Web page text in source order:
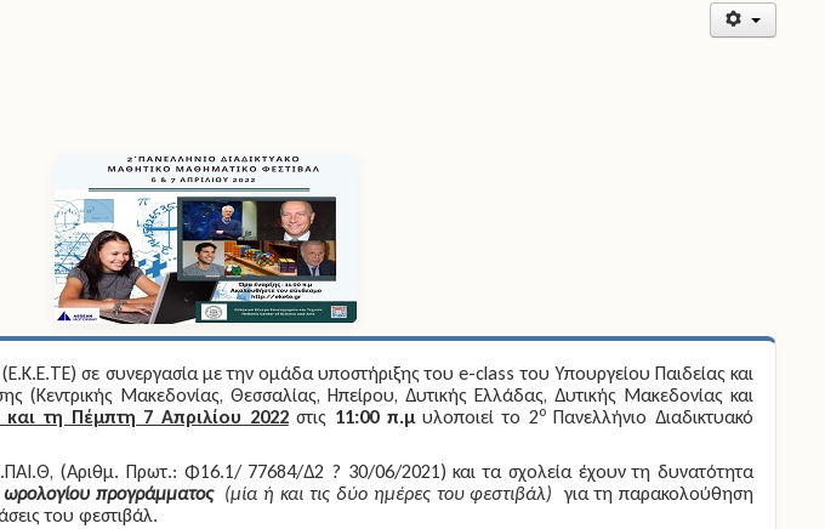
σε συνεργασία με την ομάδα υποστήριξης του e-class του Υπουργείου Παιδείας και
(Κεντρικής Μακεδονίας, Θεσσαλίας, Ηπείρου, Δυτικής Ελλάδας, Δυτικής Μακεδονίας και
τη Πέμπτη 7 Απριλίου 2022στις 11:00 π.μυλοποιεί το 2οΠανελλήνιο Διαδικτυακό
(Αριθμ. Πρωτ.: Φ16.1/ 77684/Δ2 ? 30/06/2021) και τα σχολεία έχουν τη δυνατότητα
ωρολογίου προγράμματος (μία ή και τις δύο ημέρες του φεστιβάλ) για τη παρακολούθηση
του φεστιβάλ.